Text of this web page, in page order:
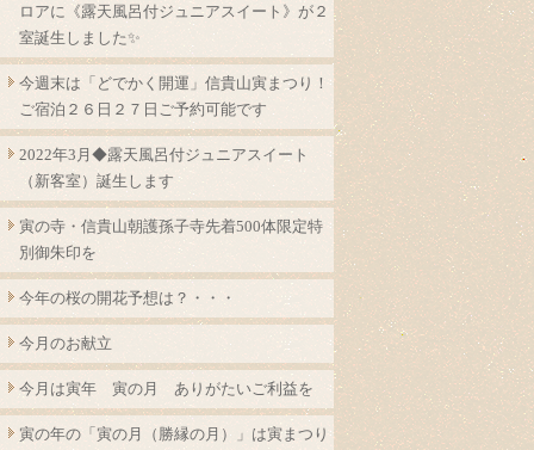
ロアに《露天風呂付ジュニアスイート》が２
室誕生しました✨
今週末は「どでかく開運」信貴山寅まつり！
ご宿泊２６日２７日ご予約可能です
2022年3月◆露天風呂付ジュニアスイート
（新客室）誕生します
寅の寺・信貴山朝護孫子寺先着500体限定特
別御朱印を
今年の桜の開花予想は？・・・
今月のお献立
今月は寅年 寅の月 ありがたいご利益を
寅の年の「寅の月（勝縁の月）」は寅まつり